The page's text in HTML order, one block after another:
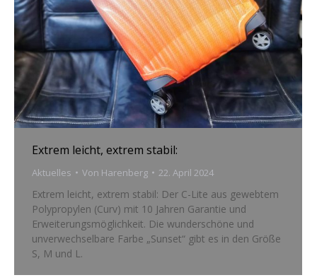
Extrem leicht, extrem stabil:
Aktuelles Von Harenberg 22. April 2024
Extrem leicht, extrem stabil: Der C-Lite aus gewebtem
Polypropylen (Curv) mit 10 Jahren Garantie und
Erweiterungsmöglichkeit. Die wunderschöne und
unverwechselbare Farbe „Sunset“ gibt es in den Größe
S, M und L.